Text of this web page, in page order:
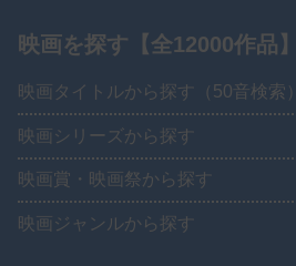
映画を探す【全12000作品】
映画タイトルから探す（50音検索）
映画シリーズから探す
映画賞・映画祭から探す
映画ジャンルから探す